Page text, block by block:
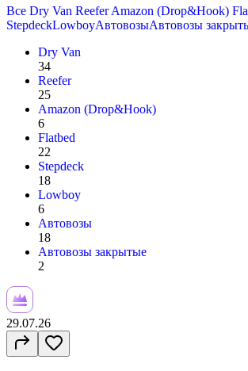
Все Dry Van ReeferAmazon (Drop&Hook)
StepdeckLowboyАвтовозыАвтовозы
Dry Van
34
Reefer
25
Amazon (Drop&Hook)
6
Flatbed
22
Stepdeck
18
Lowboy
6
Автовозы
18
Автовозы закрытые
2
29.07.26